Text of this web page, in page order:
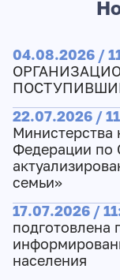
04.08.2026 /
22.07.2026 /
Министерства
Федерации по
семьи»
17.07.2026 /
подготовлена
населения